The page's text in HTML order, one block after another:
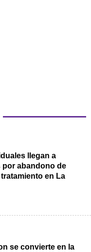
llegan a
por abandono de
en La
se convierte en la